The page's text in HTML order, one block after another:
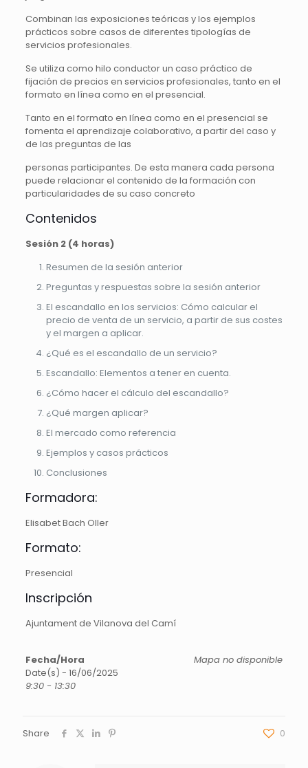
Combinan las exposiciones teóricas y los ejemplos
prácticos sobre casos de diferentes tipologías de
servicios profesionales.
Se utiliza como hilo conductor un caso práctico de
fijación de precios en servicios profesionales, tanto en el
formato en línea como en el presencial.
Tanto en el formato en línea como en el presencial se
fomenta el aprendizaje colaborativo, a partir del caso y
de las preguntas de las
personas participantes. De esta manera cada persona
puede relacionar el contenido de la formación con
particularidades de su caso concreto
Contenidos
Sesión 2 (4 horas)
Resumen de la sesión anterior
Preguntas y respuestas sobre la sesión anterior
El escandallo en los servicios: Cómo calcular el
precio de venta de un servicio, a partir de sus costes
y el margen a aplicar.
¿Qué es el escandallo de un servicio?
Escandallo: Elementos a tener en cuenta.
¿Cómo hacer el cálculo del escandallo?
¿Qué margen aplicar?
El mercado como referencia
Ejemplos y casos prácticos
Conclusiones
Formadora:
Elisabet Bach Oller
Formato:
Presencial
Inscripción
Ajuntament de Vilanova del Camí
Mapa no disponible
Fecha/Hora
Date(s) - 16/06/2025
9:30 - 13:30
Share 0